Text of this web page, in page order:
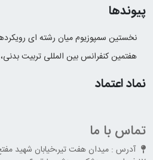
پیوندها
نخستین سمپوزیوم میان رشته ای
هفتمین کنفرانس بین المللی تربیت
نماد اعتماد
تماس با ما
آدرس : میدان هفت تیر،خیابان شهید